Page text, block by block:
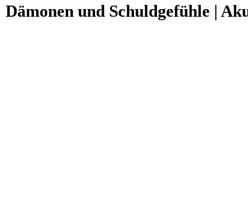
Dämonen und Schuldgefühle |